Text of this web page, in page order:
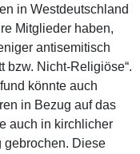
in Westdeutschland
Mitglieder haben,
antisemitisch
Nicht‐Religiöse“.
könnte auch
in Bezug auf das
auch in kirchlicher
gebrochen. Diese